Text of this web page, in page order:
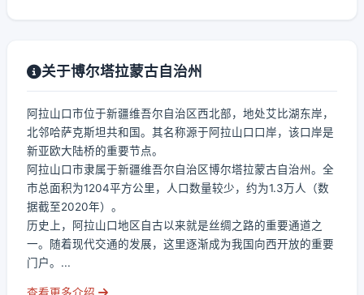
关于博尔塔拉蒙古自治州
阿拉山口市位于新疆维吾尔自治区西北部，地处艾比湖东岸，
北邻哈萨克斯坦共和国。其名称源于阿拉山口口岸，该口岸是
新亚欧大陆桥的重要节点。
阿拉山口市隶属于新疆维吾尔自治区博尔塔拉蒙古自治州。全
市总面积为1204平方公里，人口数量较少，约为1.3万人（数
据截至2020年）。
历史上，阿拉山口地区自古以来就是丝绸之路的重要通道之
一。随着现代交通的发展，这里逐渐成为我国向西开放的重要
门户。...